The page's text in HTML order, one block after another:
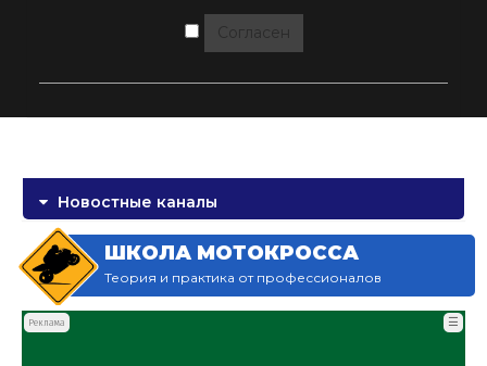
Согласен
Новостные каналы
ШКОЛА МОТОКРОССА
Теория и практика от профессионалов
Реклама ☰